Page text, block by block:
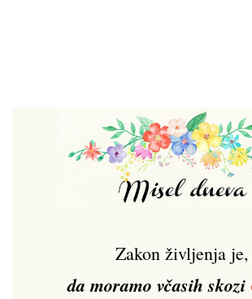
Zakon življenja je,
da moramo včasih skozi